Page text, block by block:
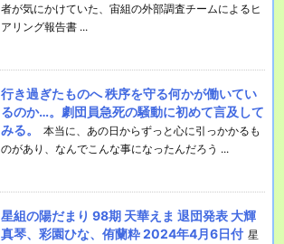
者が気にかけていた、宙組の外部調査チームによるヒ
アリング報告書 ...
行き過ぎたものへ 秩序を守る何かが働いてい
るのか…。劇団員急死の騒動に初めて言及して
みる。
本当に、あの日からずっと心に引っかかるも
のがあり、なんでこんな事になったんだろう ...
星組の陽だまり 98期 天華えま 退団発表 大輝
真琴、彩園ひな、侑蘭粋 2024年4月6日付 星